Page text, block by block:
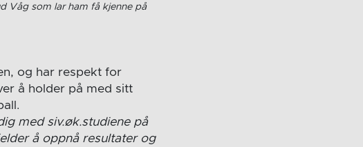
Våg som lar ham få kjenne på
og har respekt for
å holder på med sitt
med siv.øk.studiene på
å oppnå resultater og